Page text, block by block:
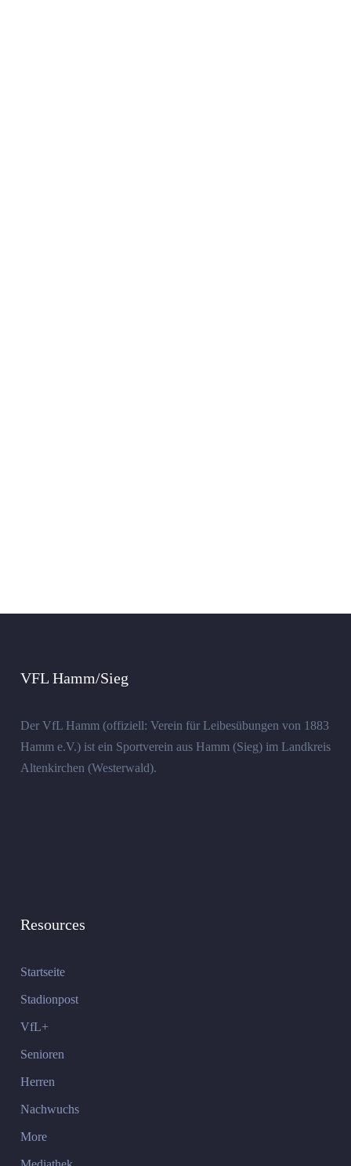
VFL Hamm/Sieg
Der VfL Hamm (offiziell: Verein für Leibesübungen von 1883
Hamm e.V.) ist ein Sportverein aus Hamm (Sieg) im Landkreis
Altenkirchen (Westerwald).
Resources
Startseite
Stadionpost
VfL+
Senioren
Herren
Nachwuchs
More